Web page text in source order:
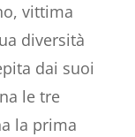
vittima
diversità
dai suoi
le tre
la prima